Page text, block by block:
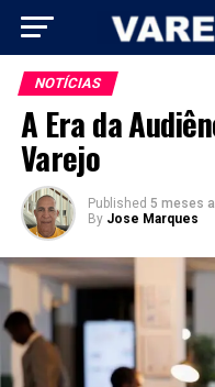
NOTÍCIAS
A Era da
Varejo
Published 5 meses
By Jose Marques